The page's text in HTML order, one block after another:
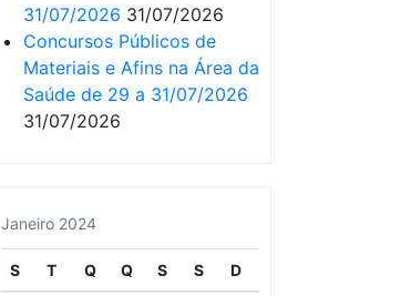
31/07/2026 31/07/2026
Concursos Públicos de
Materiais e Afins na Área da
Saúde de 29 a 31/07/2026
31/07/2026
Janeiro 2024
S T Q Q S S D